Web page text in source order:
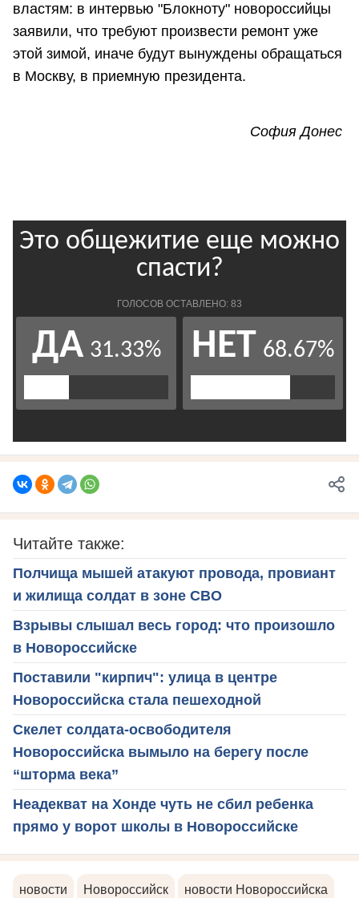
властям: в интервью "Блокноту" новороссийцы
заявили, что требуют произвести ремонт уже
этой зимой, иначе будут вынуждены обращаться
в Москву, в приемную президента.
София Донес
Читайте также:
Полчища мышей атакуют провода, провиант
и жилища солдат в зоне СВО
Взрывы слышал весь город: что произошло
в Новороссийске
Поставили "кирпич": улица в центре
Новороссийска стала пешеходной
Скелет солдата-освободителя
Новороссийска вымыло на берегу после
“шторма века”
Неадекват на Хонде чуть не сбил ребенка
прямо у ворот школы в Новороссийске
новости Новороссийск новости Новороссийска